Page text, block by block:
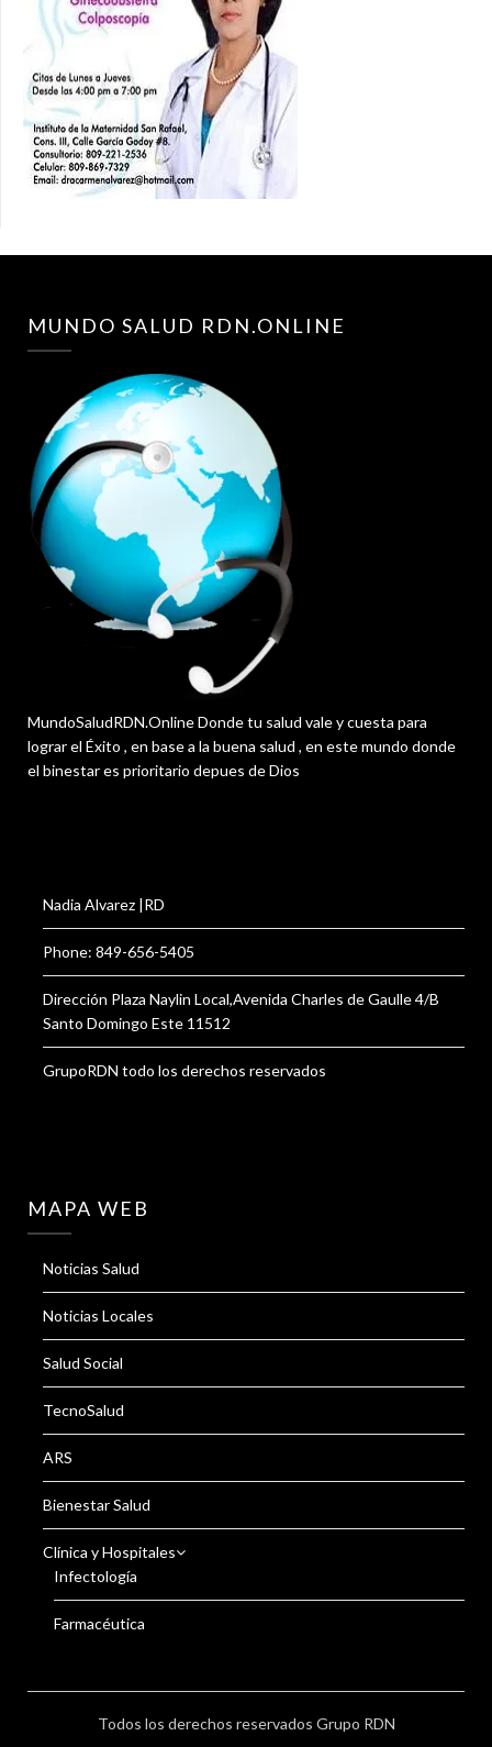
MUNDO SALUD RDN.ONLINE
MundoSaludRDN.Online Donde tu salud vale y cuesta para
lograr el Éxito , en base a la buena salud , en este mundo donde
el binestar es prioritario depues de Dios
Nadia Alvarez |RD
Phone: 849-656-5405
Dirección Plaza Naylin Local,Avenida Charles de Gaulle 4/B
Santo Domingo Este 11512
GrupoRDN todo los derechos reservados
MAPA WEB
Noticias Salud
Noticias Locales
Salud Social
TecnoSalud
ARS
Bienestar Salud
Clínica y Hospitales
Infectología
Farmacéutica
Todos los derechos reservados Grupo RDN